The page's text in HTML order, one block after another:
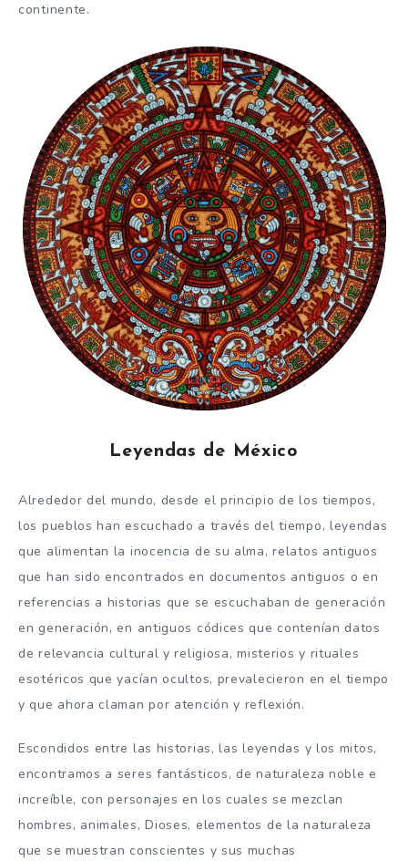
continente.
Leyendas de México
Alrededor del mundo, desde el principio de los tiempos,
los pueblos han escuchado a través del tiempo, leyendas
que alimentan la inocencia de su alma, relatos antiguos
que han sido encontrados en documentos antiguos o en
referencias a historias que se escuchaban de generación
en generación, en antiguos códices que contenían datos
de relevancia cultural y religiosa, misterios y rituales
esotéricos que yacían ocultos, prevalecieron en el tiempo
y que ahora claman por atención y reflexión.
Escondidos entre las historias, las leyendas y los mitos,
encontramos a seres fantásticos, de naturaleza noble e
increíble, con personajes en los cuales se mezclan
hombres, animales, Dioses, elementos de la naturaleza
que se muestran conscientes y sus muchas